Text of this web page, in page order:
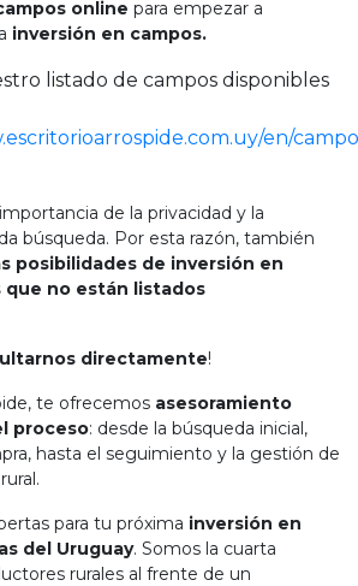
online para empezar a
inversión en campos.
listado de campos disponibles
en/
de la privacidad y la
búsqueda. Por esta razón, también
posibilidades de inversión en
que no están listados
directamente!
te ofrecemos asesoramiento
proceso: desde la búsqueda inicial,
hasta el seguimiento y la gestión de
para tu próxima inversión en
del Uruguay. Somos la cuarta
rurales al frente de un